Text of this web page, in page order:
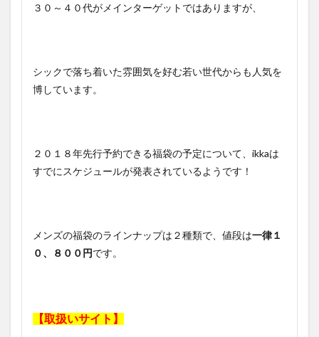
３０～４０代がメインターゲットではありますが、
シックで落ち着いた雰囲気を好む若い世代からも人気を
博しています。
２０１８年先行予約できる福袋の予定について、ikkaは
すでにスケジュールが発表されているようです！
メンズの福袋のラインナップは２種類で、値段は一律１
０、８００円です。
【取扱いサイト】